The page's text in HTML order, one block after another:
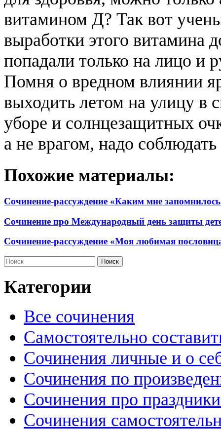
витамином Д? Так вот
выработки этого витамина
попадали только на лицо и
Помня о вредном влиянии
выходить летом на улицу в
уборе и солнцезащитных
а не врагом, надо
Похожие материалы:
Сочинение-рассуждение «Каким мне запомнилось
Сочинение про Международный день защиты
Сочинение-рассуждение «Моя любимая
Категории
Все сочинения
Самостоятельно
Сочинения личные и о
Сочинения по
Сочинения про
Сочинения